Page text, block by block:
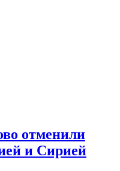
отменили
и Сирией